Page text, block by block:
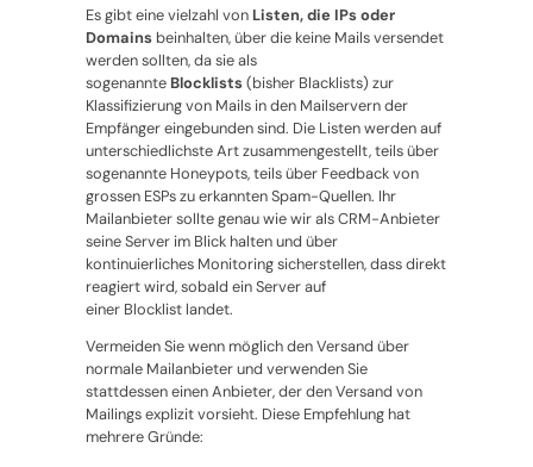
Es gibt eine vielzahl von Listen, die IPs oder
Domains beinhalten, über die keine Mails versendet
werden sollten, da sie als
sogenannte Blocklists (bisher Blacklists) zur
Klassifizierung von Mails in den Mailservern der
Empfänger eingebunden sind. Die Listen werden auf
unterschiedlichste Art zusammengestellt, teils über
sogenannte Honeypots, teils über Feedback von
grossen ESPs zu erkannten Spam-Quellen. Ihr
Mailanbieter sollte genau wie wir als CRM-Anbieter
seine Server im Blick halten und über
kontinuierliches Monitoring sicherstellen, dass direkt
reagiert wird, sobald ein Server auf
einer Blocklist landet.
Vermeiden Sie wenn möglich den Versand über
normale Mailanbieter und verwenden Sie
stattdessen einen Anbieter, der den Versand von
Mailings explizit vorsieht. Diese Empfehlung hat
mehrere Gründe: